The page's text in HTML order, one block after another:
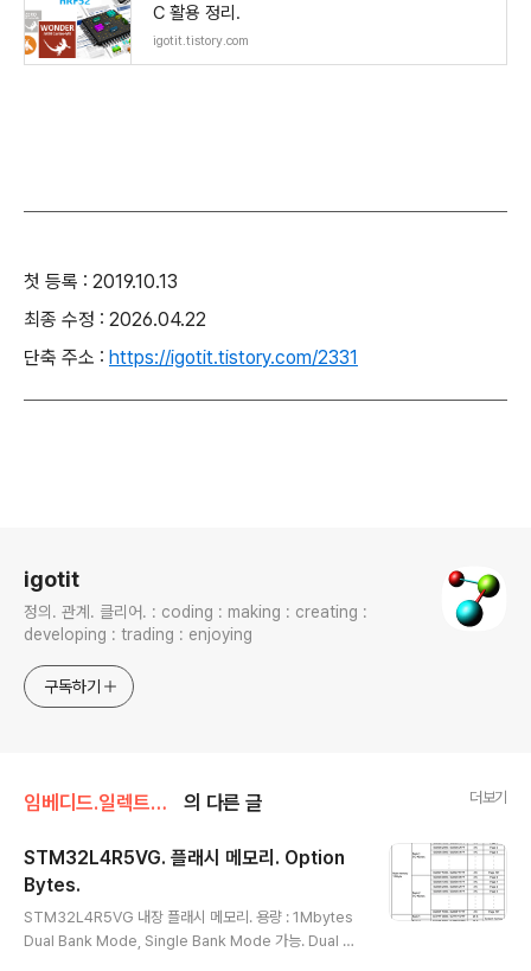
C 활용 정리.
igotit.tistory.com
첫 등록 : 2019.10.13
최종 수정 : 2026.04.22
단축 주소 : https://igotit.tistory.com/2331
igotit
정의. 관계. 클리어. : coding : making : creating :
developing : trading : enjoying
구독하기
임베디드.일렉트로닉스/STM32 의 다른 글 더보기
STM32L4R5VG. 플래시 메모리. Option
Bytes.
STM32L4R5VG 내장 플래시 메모리. 용량 : 1Mbytes
Dual Bank Mode, Single Bank Mode 가능. Dual Ba